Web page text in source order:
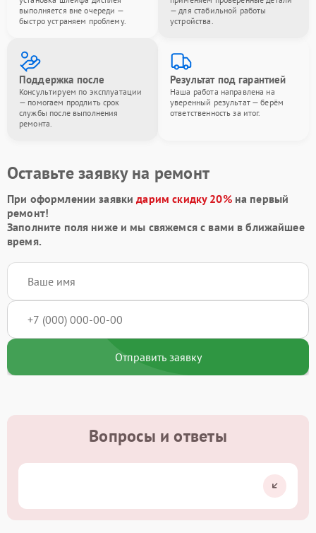
выполняется вне очереди —
быстро устраняем проблему.
— для стабильной работы
устройства.
Поддержка после
Консультируем по эксплуатации
— помогаем продлить срок
службы после выполнения
ремонта.
Результат под гарантией
Наша работа направлена на
уверенный результат — берём
ответственность за итог.
Оставьте заявку на ремонт
При оформлении заявкидарим скидку 20%на первый
ремонт!
Заполните поля ниже и мы свяжемся с вами в ближайшее
время.
Отправить заявку
Вопросы и ответы